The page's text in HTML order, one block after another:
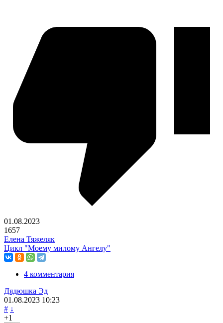
01.08.2023
1657
Елена Тяжеляк
Цикл "Моему милому Ангелу"
4 комментария
Дядюшка Эд
01.08.2023 10:23
# ↓
+1